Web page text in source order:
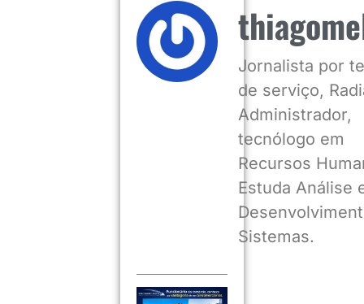
Jornalista por
de serviço,
Administrador,
tecnólogo em
Recursos
Estuda Análise
Sistemas.